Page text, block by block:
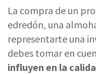
La compra de un
edredón, una
representarte una
debes tomar en
influyen en la